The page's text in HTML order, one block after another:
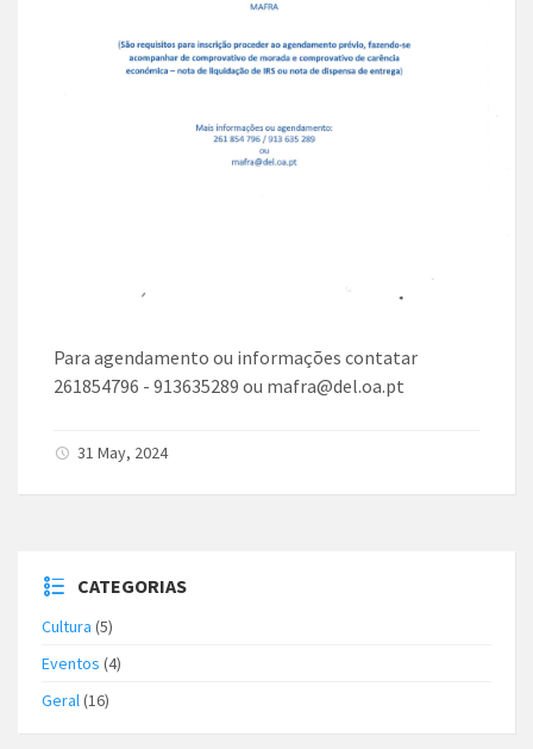
Para agendamento ou informações contatar
261854796 - 913635289 ou mafra@del.oa.pt
31 May, 2024
CATEGORIAS
Cultura (5)
Eventos (4)
Geral(16)